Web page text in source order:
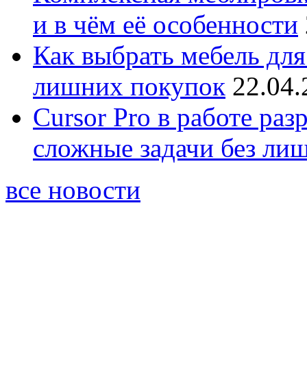
и в чём её особенности
Как выбрать мебель
лишних покупок
Cursor Pro в работе
сложные задачи без
все новости